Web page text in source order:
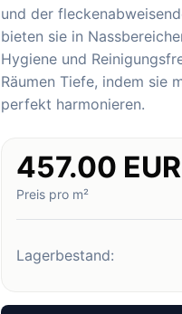
und der
bieten sie in
Hygiene und
Räumen Tiefe, indem sie
perfekt harmonieren.
457.00 EUR
Preis pro m²
Lagerbestand: